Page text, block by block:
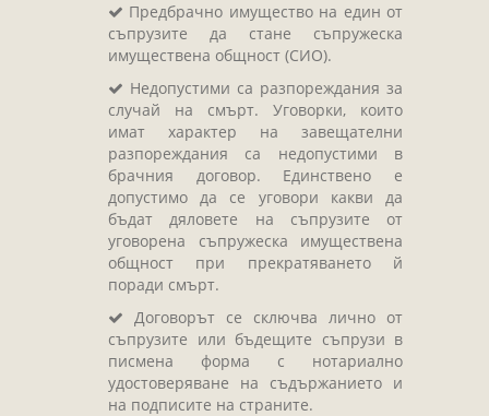
Предбрачно имущество на един от
съпрузите да стане съпружеска
имуществена общност (СИО).
Недопустими са разпореждания за
случай на смърт. Уговорки, които
имат характер на завещателни
разпореждания са недопустими в
брачния договор. Единствено е
допустимо да се уговори какви да
бъдат дяловете на съпрузите от
уговорена съпружеска имуществена
общност при прекратяването й
поради смърт.
Договорът се сключва лично от
съпрузите или бъдещите съпрузи в
писмена форма с нотариално
удостоверяване на съдържанието и
на подписите на страните.